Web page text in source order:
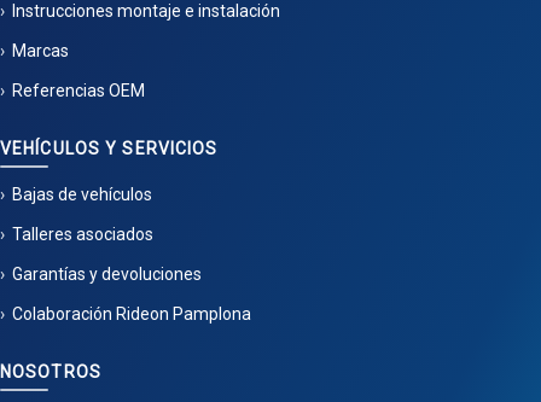
Instrucciones montaje e instalación
Marcas
Referencias OEM
VEHÍCULOS Y SERVICIOS
Bajas de vehículos
Talleres asociados
Garantías y devoluciones
Colaboración Rideon Pamplona
NOSOTROS